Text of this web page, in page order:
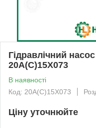
Гідравлічний
20A(C)15X073
В наявності
Код: 20A(C)15X073
Ціну уточнюйте